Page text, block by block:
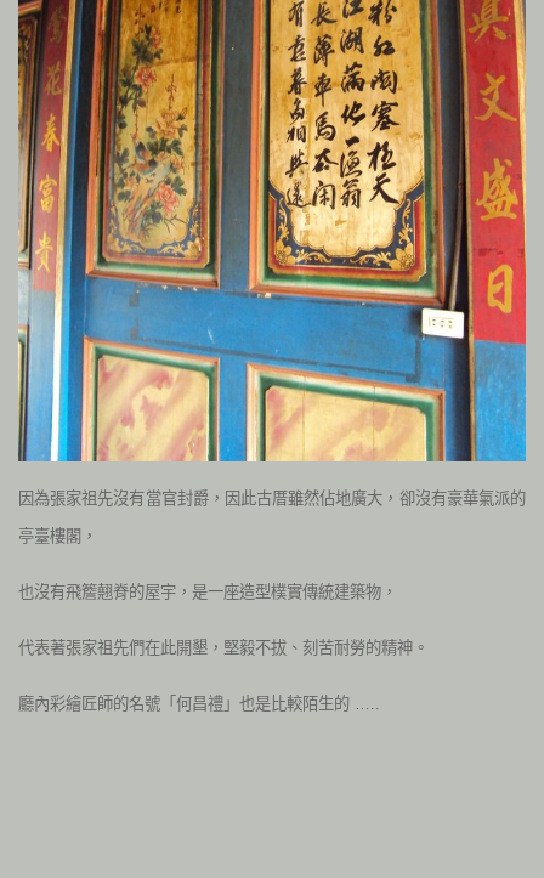
因為張家祖先沒有當官封爵，因此古厝雖然佔地廣大，卻沒有豪華氣派的
亭臺樓閣，
也沒有飛簷翹脊的屋宇，是一座造型樸實傳統建築物，
代表著張家祖先們在此開墾，堅毅不拔、刻苦耐勞的精神。
廳內彩繪匠師的名號 「何昌禮」 也是比較陌生的 …..